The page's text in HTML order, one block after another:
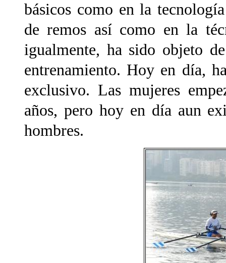
básicos como en la
de remos así como en la
igualmente, ha sido objeto
entrenamiento. Hoy en día,
exclusivo. Las mujeres
años, pero hoy en día aun
hombres.